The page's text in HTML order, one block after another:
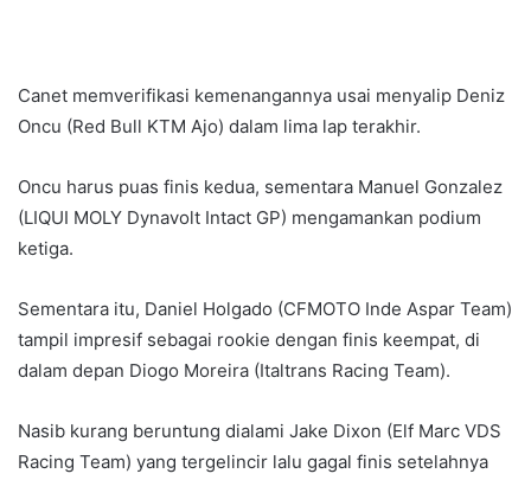
Canet memverifikasi kemenangannya usai menyalip Deniz
Oncu (Red Bull KTM Ajo) dalam lima lap terakhir.
Oncu harus puas finis kedua, sementara Manuel Gonzalez
(LIQUI MOLY Dynavolt Intact GP) mengamankan podium
ketiga.
Sementara itu, Daniel Holgado (CFMOTO Inde Aspar Team)
tampil impresif sebagai rookie dengan finis keempat, di
dalam depan Diogo Moreira (Italtrans Racing Team).
Nasib kurang beruntung dialami Jake Dixon (Elf Marc VDS
Racing Team) yang tergelincir lalu gagal finis setelahnya